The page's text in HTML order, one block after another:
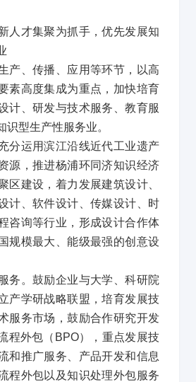
才集聚为抓手，优先发展知
、传播、应用等环节，以高
素高度集成为重点，加快培育
计、研发与技术服务、教育服
识型生产性服务业。
运用滨江沿线近代工业遗产
源，推进杨浦环同济知识经济
区建设，着力发展建筑设计、
计、软件设计、传媒设计、时
咨询等行业，形成设计合作体
规模最大、能级最强的创意设
。鼓励企业与大学、科研院
产学研战略联盟，培育发展技
服务市场，鼓励合作研究开发
程外包（ BPO），重点发展技
和推广服务、产品开发和信息
程外包以及知识处理外包服务